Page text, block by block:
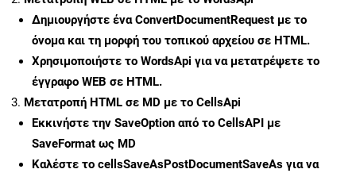
Δημιουργήστε έναConvertDocumentRequest με το
όνομα και τη μορφή του τοπικού αρχείου σε HTML.
Χρησιμοποιήστε το WordsApi για να μετατρέψετε το
έγγραφο WEB σε HTML.
Μετατροπή HTML σε MD με το CellsApi
Εκκινήστε την SaveOption από το CellsAPI με
SaveFormat ως MD
Καλέστε το cellsSaveAsPostDocumentSaveAs για να